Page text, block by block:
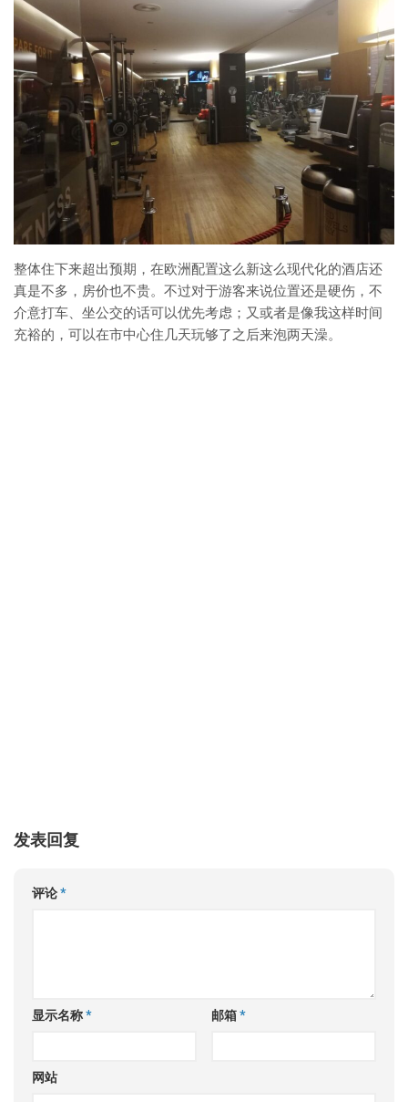
整体住下来超出预期，在欧洲配置这么新这么现代化的酒店还
真是不多，房价也不贵。不过对于游客来说位置还是硬伤，不
介意打车、坐公交的话可以优先考虑；又或者是像我这样时间
充裕的，可以在市中心住几天玩够了之后来泡两天澡。
发表回复
评论*
显示名称* 邮箱*
网站